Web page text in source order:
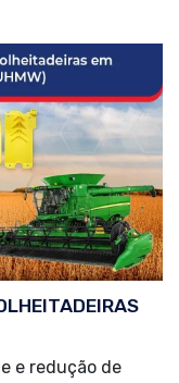
e redução de